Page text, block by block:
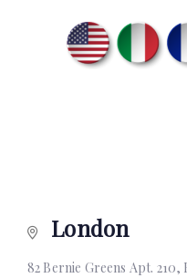
London
82 Bernie Greens Apt.